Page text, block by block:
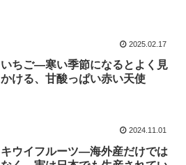
2025.02.17
いちご―寒い季節になるとよく見
かける、甘酸っぱい赤い天使
2024.11.01
キウイフルーツ―海外産だけでは